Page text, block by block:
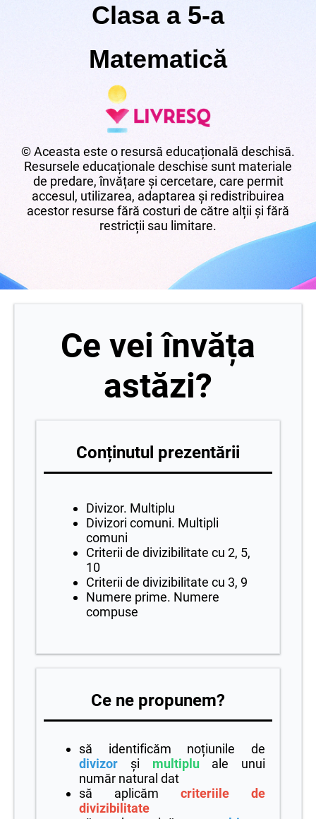
Clasa a 5-a
Matematică
© Aceasta este o resursă educațională deschisă.
Resursele educaționale deschise sunt materiale
de predare, învățare și cercetare, care permit
accesul, utilizarea, adaptarea și redistribuirea
acestor resurse fără costuri de către alții și fără
restricții sau limitare.
Ce vei învăța
astăzi?
Conținutul prezentării
Divizor. Multiplu
Divizori comuni. Multipli
comuni
Criterii de divizibilitate cu 2, 5,
10
Criterii de divizibilitate cu 3, 9
Numere prime. Numere
compuse
Ce ne propunem?
să identificăm noțiunile de
divizor și multipluale unui
număr natural dat
să aplicăm criteriile de
divizibilitate